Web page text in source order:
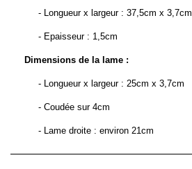
- Longueur x largeur : 37,5cm x 3,7cm
- Epaisseur : 1,5cm
Dimensions de la lame :
- Longueur x largeur : 25cm x 3,7cm
- Coudée sur 4cm
- Lame droite : environ 21cm